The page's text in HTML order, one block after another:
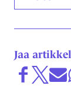
Jaa
Jaa